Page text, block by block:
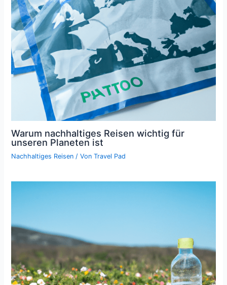
Warum nachhaltiges Reisen wichtig für
unseren Planeten ist
Nachhaltiges Reisen / VonTravel Pad